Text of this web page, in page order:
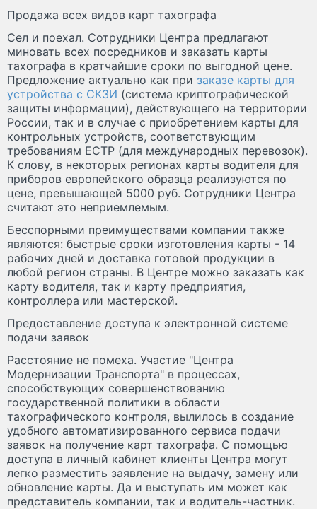
Продажа всех видов карт тахографа
Сел и поехал. Сотрудники Центра предлагают
миновать всех посредников и заказать карты
тахографа в кратчайшие сроки по выгодной цене.
Предложение актуально как при заказе карты для
устройства с СКЗИ (система криптографической
защиты информации), действующего на территории
России, так и в случае с приобретением карты для
контрольных устройств, соответствующим
требованиям ЕСТР (для международных перевозок).
К слову, в некоторых регионах карты водителя для
приборов европейского образца реализуются по
цене, превышающей 5000 руб. Сотрудники Центра
считают это неприемлемым.
Бесспорными преимуществами компании также
являются: быстрые сроки изготовления карты - 14
рабочих дней и доставка готовой продукции в
любой регион страны. В Центре можно заказать как
карту водителя, так и карту предприятия,
контроллера или мастерской.
Предоставление доступа к электронной системе
подачи заявок
Расстояние не помеха. Участие "Центра
Модернизации Транспорта" в процессах,
способствующих совершенствованию
государственной политики в области
тахографического контроля, вылилось в создание
удобного автоматизированного сервиса подачи
заявок на получение карт тахографа. С помощью
доступа в личный кабинет клиенты Центра могут
легко разместить заявление на выдачу, замену или
обновление карты. Да и выступать им может как
представитель компании, так и водитель-частник.